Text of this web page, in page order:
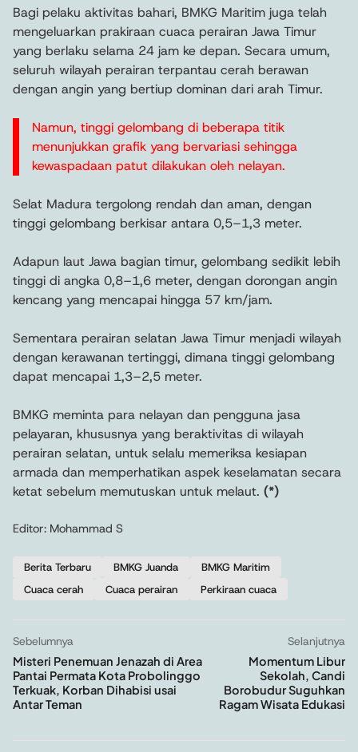
Bagi pelaku aktivitas bahari, BMKG Maritim juga telah
mengeluarkan prakiraan cuaca perairan Jawa Timur
yang berlaku selama 24 jam ke depan. Secara umum,
seluruh wilayah perairan terpantau cerah berawan
dengan angin yang bertiup dominan dari arah Timur.
Namun, tinggi gelombang di beberapa titik
menunjukkan grafik yang bervariasi sehingga
kewaspadaan patut dilakukan oleh nelayan.
Selat Madura tergolong rendah dan aman, dengan
tinggi gelombang berkisar antara 0,5–1,3 meter.
Adapun laut Jawa bagian timur, gelombang sedikit lebih
tinggi di angka 0,8–1,6 meter, dengan dorongan angin
kencang yang mencapai hingga 57 km/jam.
Sementara perairan selatan Jawa Timur menjadi wilayah
dengan kerawanan tertinggi, dimana tinggi gelombang
dapat mencapai 1,3–2,5 meter.
BMKG meminta para nelayan dan pengguna jasa
pelayaran, khususnya yang beraktivitas di wilayah
perairan selatan, untuk selalu memeriksa kesiapan
armada dan memperhatikan aspek keselamatan secara
ketat sebelum memutuskan untuk melaut. (*)
Editor: Mohammad S
Berita Terbaru BMKG Juanda
BMKG Maritim
Cuaca cerah
Cuaca perairan Perkiraan cuaca
Sebelumnya
Misteri Penemuan Jenazah di Area
Pantai Permata Kota Probolinggo
Terkuak, Korban Dihabisi usai
Antar Teman
Selanjutnya
Momentum Libur
Sekolah, Candi
Borobudur Suguhkan
Ragam Wisata Edukasi